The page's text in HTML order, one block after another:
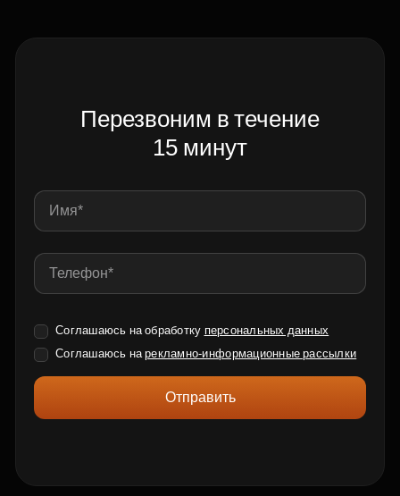
Перезвоним в течение
15 минут
Соглашаюсь на обработку персональных данных
Соглашаюсь нарекламно-информационные рассылки
Отправить